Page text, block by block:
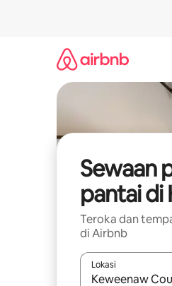
Sewaan
pantai di
Teroka dan
di Airbnb
Lokasi
Apabila hasil